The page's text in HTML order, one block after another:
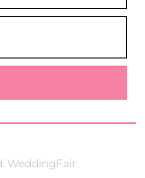
WeddingFair